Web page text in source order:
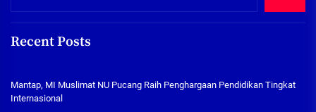
Recent Posts
Mantap, MI Muslimat NU Pucang Raih Penghargaan Pendidikan Tingkat
Internasional